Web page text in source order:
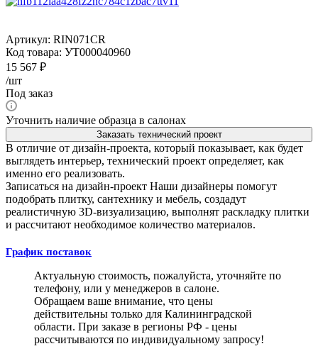
Артикул: RIN071CR
Код товара: УТ000040960
15 567 ₽
/шт
Под заказ
Уточнить наличие образца в салонах
Заказать технический проект
В отличие от дизайн-проекта, который показывает, как будет
выглядеть интерьер, технический проект определяет, как
именно его реализовать.
Записаться на дизайн-проект Наши дизайнеры помогут
подобрать плитку, сантехнику и мебель, создадут
реалистичную 3D-визуализацию, выполнят раскладку плитки
и рассчитают необходимое количество материалов.
График поставок
Актуальную стоимость, пожалуйста, уточняйте по
телефону, или у менеджеров в салоне.
Обращаем ваше внимание, что цены
действительны только для Калининградской
области. При заказе в регионы РФ - цены
рассчитываются по индивидуальному запросу!